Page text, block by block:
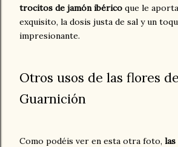
trocitos de jamón ibérico que le
exquisito, la dosis justa de sal y un
impresionante.
Otros usos de las flores
Guarnición
Como podéis ver en esta otra foto,